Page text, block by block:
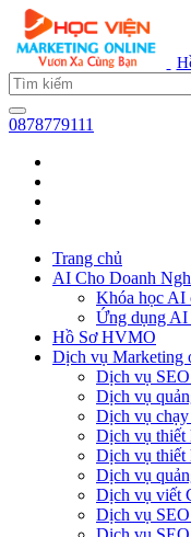
0878779111
Trang chủ
AI Cho Doanh
Khóa học AI
Ứng dụng AI
Hồ Sơ HVMO
Dịch vụ Marketing
Dịch vụ
Dịch vụ
Dịch vụ chạy
Dịch vụ thiết
Dịch vụ thiết
Dịch vụ
Dịch vụ viết
Dịch vụ